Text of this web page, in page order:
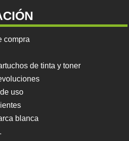
compra
de tinta y toner
uso
blanca